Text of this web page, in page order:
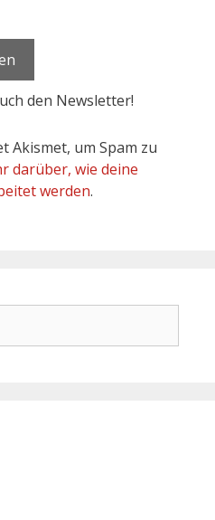
den Newsletter!
Akismet, um Spam zu
darüber, wie deine
werden.